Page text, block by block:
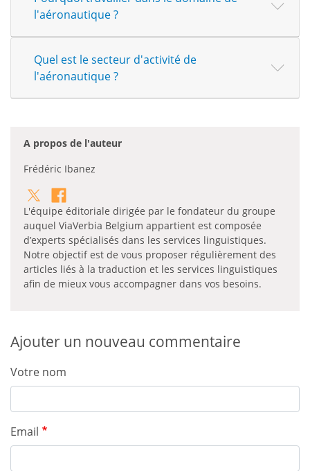
l'aéronautique ?
Quel est le secteur d'activité de
l'aéronautique ?
A propos de l'auteur
Frédéric Ibanez
L'équipe éditoriale dirigée par le fondateur du groupe
auquel ViaVerbia Belgium appartient est composée
d’experts spécialisés dans les services linguistiques.
Notre objectif est de vous proposer régulièrement des
articles liés à la traduction et les services linguistiques
afin de mieux vous accompagner dans vos besoins.
Ajouter un nouveau commentaire
Votre nom
Email